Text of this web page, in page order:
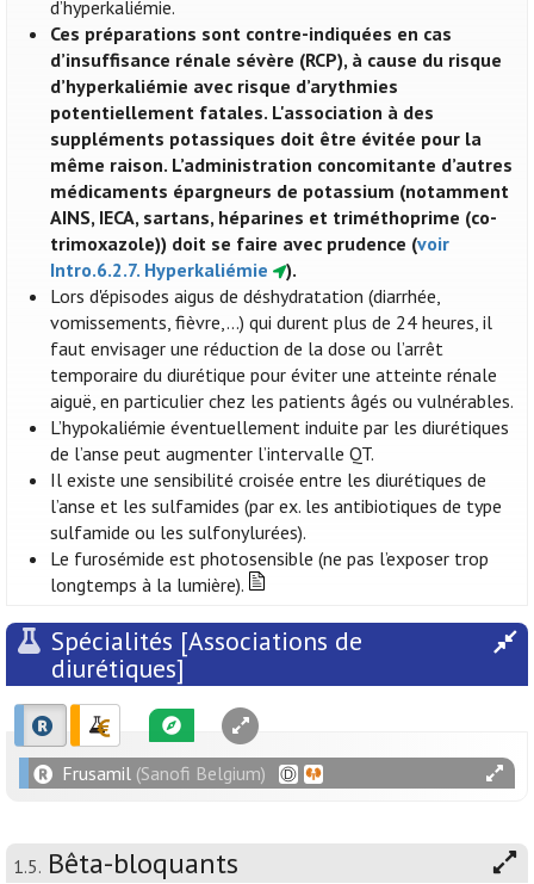
d’hyperkaliémie.
Ces préparations sont contre-indiquées en cas
d’insuffisance rénale sévère (RCP), à cause du risque
d’hyperkaliémie avec risque d’arythmies
potentiellement fatales. L'association à des
suppléments potassiques doit être évitée pour la
même raison. L’administration concomitante d’autres
médicaments épargneurs de potassium (notamment
AINS, IECA, sartans, héparines et triméthoprime (co-
trimoxazole)) doit se faire avec prudence (voir
Intro.6.2.7. Hyperkaliémie
).
Lors d'épisodes aigus de déshydratation (diarrhée,
vomissements, fièvre,...) qui durent plus de 24 heures, il
faut envisager une réduction de la dose ou l’arrêt
temporaire du diurétique pour éviter une atteinte rénale
aiguë, en particulier chez les patients âgés ou vulnérables.
L’hypokaliémie éventuellement induite par les diurétiques
de l’anse peut augmenter l’intervalle QT.
Il existe une sensibilité croisée entre les diurétiques de
l’anse et les sulfamides (par ex. les antibiotiques de type
sulfamide ou les sulfonylurées).
Le furosémide est photosensible (ne pas l’exposer trop
longtemps à la lumière).
Spécialités [Associations de
diurétiques]
Frusamil (Sanofi Belgium)
1.5. Bêta-bloquants